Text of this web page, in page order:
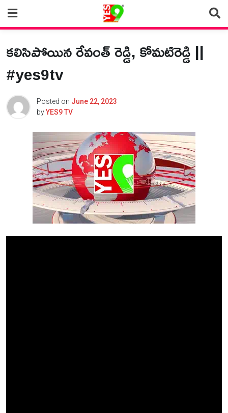
content
కలిసిపోయిన రేవంత్ రెడ్డి, కోమటిరెడ్డి ||
#yes9tv
Posted on June 22, 2023
byYES9 TV